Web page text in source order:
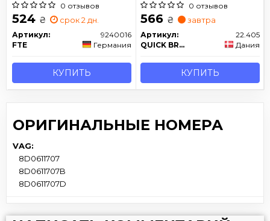
0 отзывов
524 ₴ срок 2 дн.
Артикул:
9240016
FTE
Германия
КУПИТЬ
0 отзывов
566 ₴ завтра
Артикул:
22.405
QUICK BRAKE
Дания
КУПИТЬ
ОРИГИНАЛЬНЫЕ НОМЕРА
VAG:
8D0611707
8D0611707B
8D0611707D